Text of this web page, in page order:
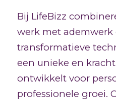
Bij LifeBizz
werk met ademwerk
transformatieve
een unieke en
ontwikkelt voor
professionele groei.